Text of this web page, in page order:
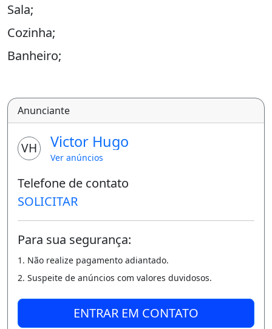
Sala;
Cozinha;
Banheiro;
Elevador.
Prestações R$ 1.335,77
Saldo devedor R$ 180.800,00
WhatsApp 61.983444915
( Aceito carro e moto proposta)
Área de serviço
Anunciante
VH Victor Hugo
Ver anúncios
Telefone de contato
SOLICITAR
Para sua segurança:
1. Não realize pagamento adiantado.
2. Suspeite de anúncios com valores duvidosos.
ENTRAR EM CONTATO